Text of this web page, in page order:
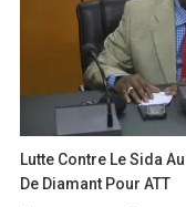
Lutte Contre Le Sida
De Diamant Pour ATT